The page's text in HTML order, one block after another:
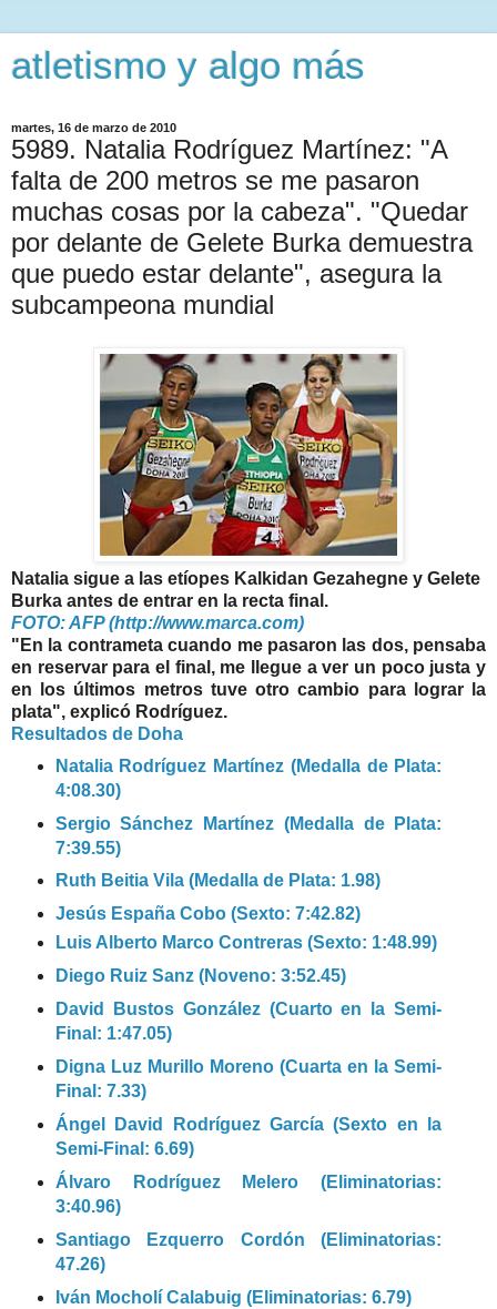
atletismo y algo más
martes, 16 de marzo de 2010
5989. Natalia Rodríguez Martínez: "A
falta de 200 metros se me pasaron
muchas cosas por la cabeza". "Quedar
por delante de Gelete Burka demuestra
que puedo estar delante", asegura la
subcampeona mundial
Natalia sigue a las etíopes Kalkidan Gezahegne y Gelete
Burka antes de entrar en la recta final.
FOTO: AFP (http://www.marca.com)
"En la contrameta cuando me pasaron las dos, pensaba
en reservar para el final, me llegue a ver un poco justa y
en los últimos metros tuve otro cambio para lograr la
plata", explicó Rodríguez.
Resultados de Doha
Natalia Rodríguez Martínez (Medalla de Plata:
4:08.30)
Sergio Sánchez Martínez (Medalla de Plata:
7:39.55)
Ruth Beitia Vila (Medalla de Plata: 1.98)
Jesús España Cobo (Sexto: 7:42.82)
Luis Alberto Marco Contreras (Sexto: 1:48.99)
Diego Ruiz Sanz (Noveno: 3:52.45)
David Bustos González (Cuarto en la Semi-
Final: 1:47.05)
Digna Luz Murillo Moreno (Cuarta en la Semi-
Final: 7.33)
Ángel David Rodríguez García (Sexto en la
Semi-Final: 6.69)
Álvaro Rodríguez Melero (Eliminatorias:
3:40.96)
Santiago Ezquerro Cordón (Eliminatorias:
47.26)
Iván Mocholí Calabuig (Eliminatorias: 6.79)